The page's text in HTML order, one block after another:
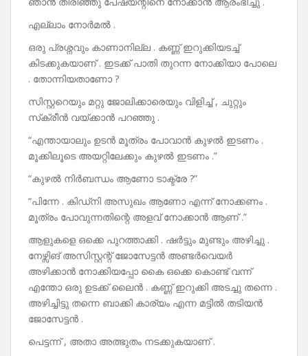
എല്ലാം നോർമൽ .
ഒരു പ്രശ്നവും കാണാനില്ല . കണ്ണ്‌ ഇറുക്കിയടച്ച്
കിടക്കുകയാണ് . ഇടക്ക് പാതി തുറന്ന നോക്കിയാ പോലെ
. തോന്നിയതാണോ ?
സിസ്റ്ററെയും മറ്റു ജോലിക്കാരെയും വിളിച്ച് , ചുറ്റും
സ്‌ക്രീൻ വയ്ക്കാൻ പറഞ്ഞു .
“എന്തായാലും ഉടൻ മൂത്രം പോവാൻ കുഴൽ ഇടണം .
മൂക്കിലൂടെ അയറ്റിലേക്കും കുഴൽ ഇടണം .”
“കുഴൽ നിർബന്ധം ആണോ ടാക്ട്രേ ?”
“പിന്നേ . കിഡ്‌നി അസുഖം ആണോ എന്ന് നോക്കണം .
മൂത്രം പോവുന്നതിന്റെ അളവ് നോക്കാൻ ആണ് .”
ആളുകളെ ഒക്കെ പുറത്താക്കി . ഷർട്ടും മുണ്ടും അഴിച്ചു .
നേഴ്സിങ് അസിസ്റ്റന്റ് ജോസേട്ടൻ അണ്ടർവെയർ
അഴിക്കാൻ നോക്കിയപ്പോ കൈ ഒക്കെ കൊണ്ട് വന്ന്
എന്തോ ഒരു ഉടക്ക് ലൈൻ . കണ്ണ് ഇറുക്കി അടച്ചു തന്നെ .
അഴിച്ചിട്ടു തന്നെ ബാക്കി കാര്യം എന്ന മട്ടിൽ തടിയൻ
ജോസേട്ടൻ .
പെട്ടന്ന് , അതാ അത്ഭുതം നടക്കുകയാണ് .